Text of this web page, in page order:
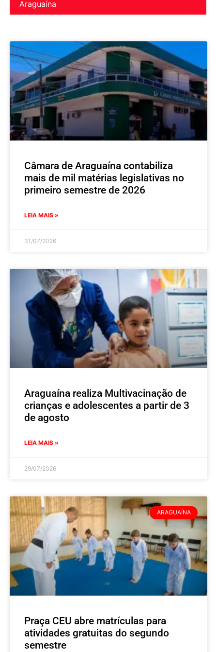
Araguaína
Câmara de Araguaína contabiliza
mais de mil matérias legislativas no
primeiro semestre de 2026
LEIA MAIS »
31/07/2026
Araguaína realiza Multivacinação de
crianças e adolescentes a partir de 3
de agosto
LEIA MAIS »
29/07/2026
ARAGUAÍNA
Praça CEU abre matrículas para
atividades gratuitas do segundo
semestre